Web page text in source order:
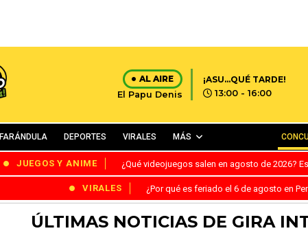
AL AIRE
El Papu Denis
¡ASU...QUÉ TARDE!
13:00 - 16:00
FARÁNDULA DEPORTES VIRALES MÁS
JUEGOS Y ANIME ¿Qué videojuegos salen en agosto de 2026?
VIRALES ¿Por qué es feriado el 6 de agosto en
ÚLTIMAS NOTICIAS DE GIRA